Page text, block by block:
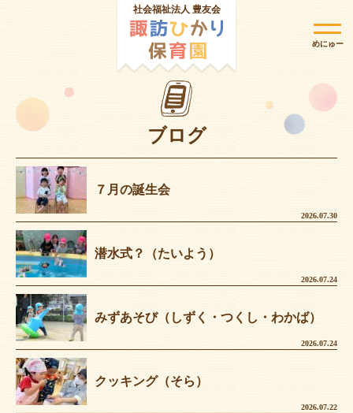
社会福祉法人 豊友会
めにゅー
ブログ
2026.07.30
７月の誕生会
2026.07.24
潜水式？（たいよう）
2026.07.24
みずあそび（しずく・つくし・わかば）
2026.07.22
クッキング（そら）